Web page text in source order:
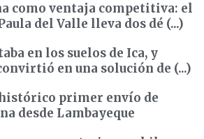
como ventaja competitiva: el
del Valle lleva dos dé (...)
en los suelos de Ica, y
en una solución de (...)
primer envío de
desde Lambayeque